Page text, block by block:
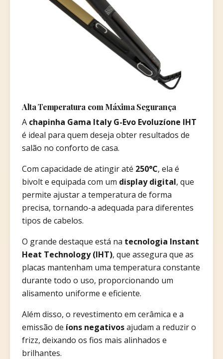
Alta Temperatura com Máxima Segurança
A chapinha Gama Italy G-Evo Evoluzíone IHT
é ideal para quem deseja obter resultados de
salão no conforto de casa.
Com capacidade de atingir até 250°C, ela é
bivolt e equipada com um display digital, que
permite ajustar a temperatura de forma
precisa, tornando-a adequada para diferentes
tipos de cabelos.
O grande destaque está na tecnologia Instant
Heat Technology (IHT), que assegura que as
placas mantenham uma temperatura constante
durante todo o uso, proporcionando um
alisamento uniforme e eficiente.
Além disso, o revestimento em cerâmica e a
emissão de íons negativosajudam a reduzir o
frizz, deixando os fios mais alinhados e
brilhantes.